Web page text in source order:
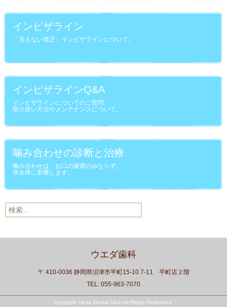
インビザライン
「見えない矯正」インビザラインについて。
インビザラインQ&A
インビザラインについてのご質問、
取り扱い方法やメンテナンスについて。
噛み合わせの診断と治療
噛み合わせは、お口の健康のみならず、
体全体に影響します。
検索:
ウエダ歯科
〒 410-0036 静岡県沼津市平町15-10 7-11 平町店２階
TEL: 055-963-7070
Copyright: Ueda Dental Clinic All Rights Researved.